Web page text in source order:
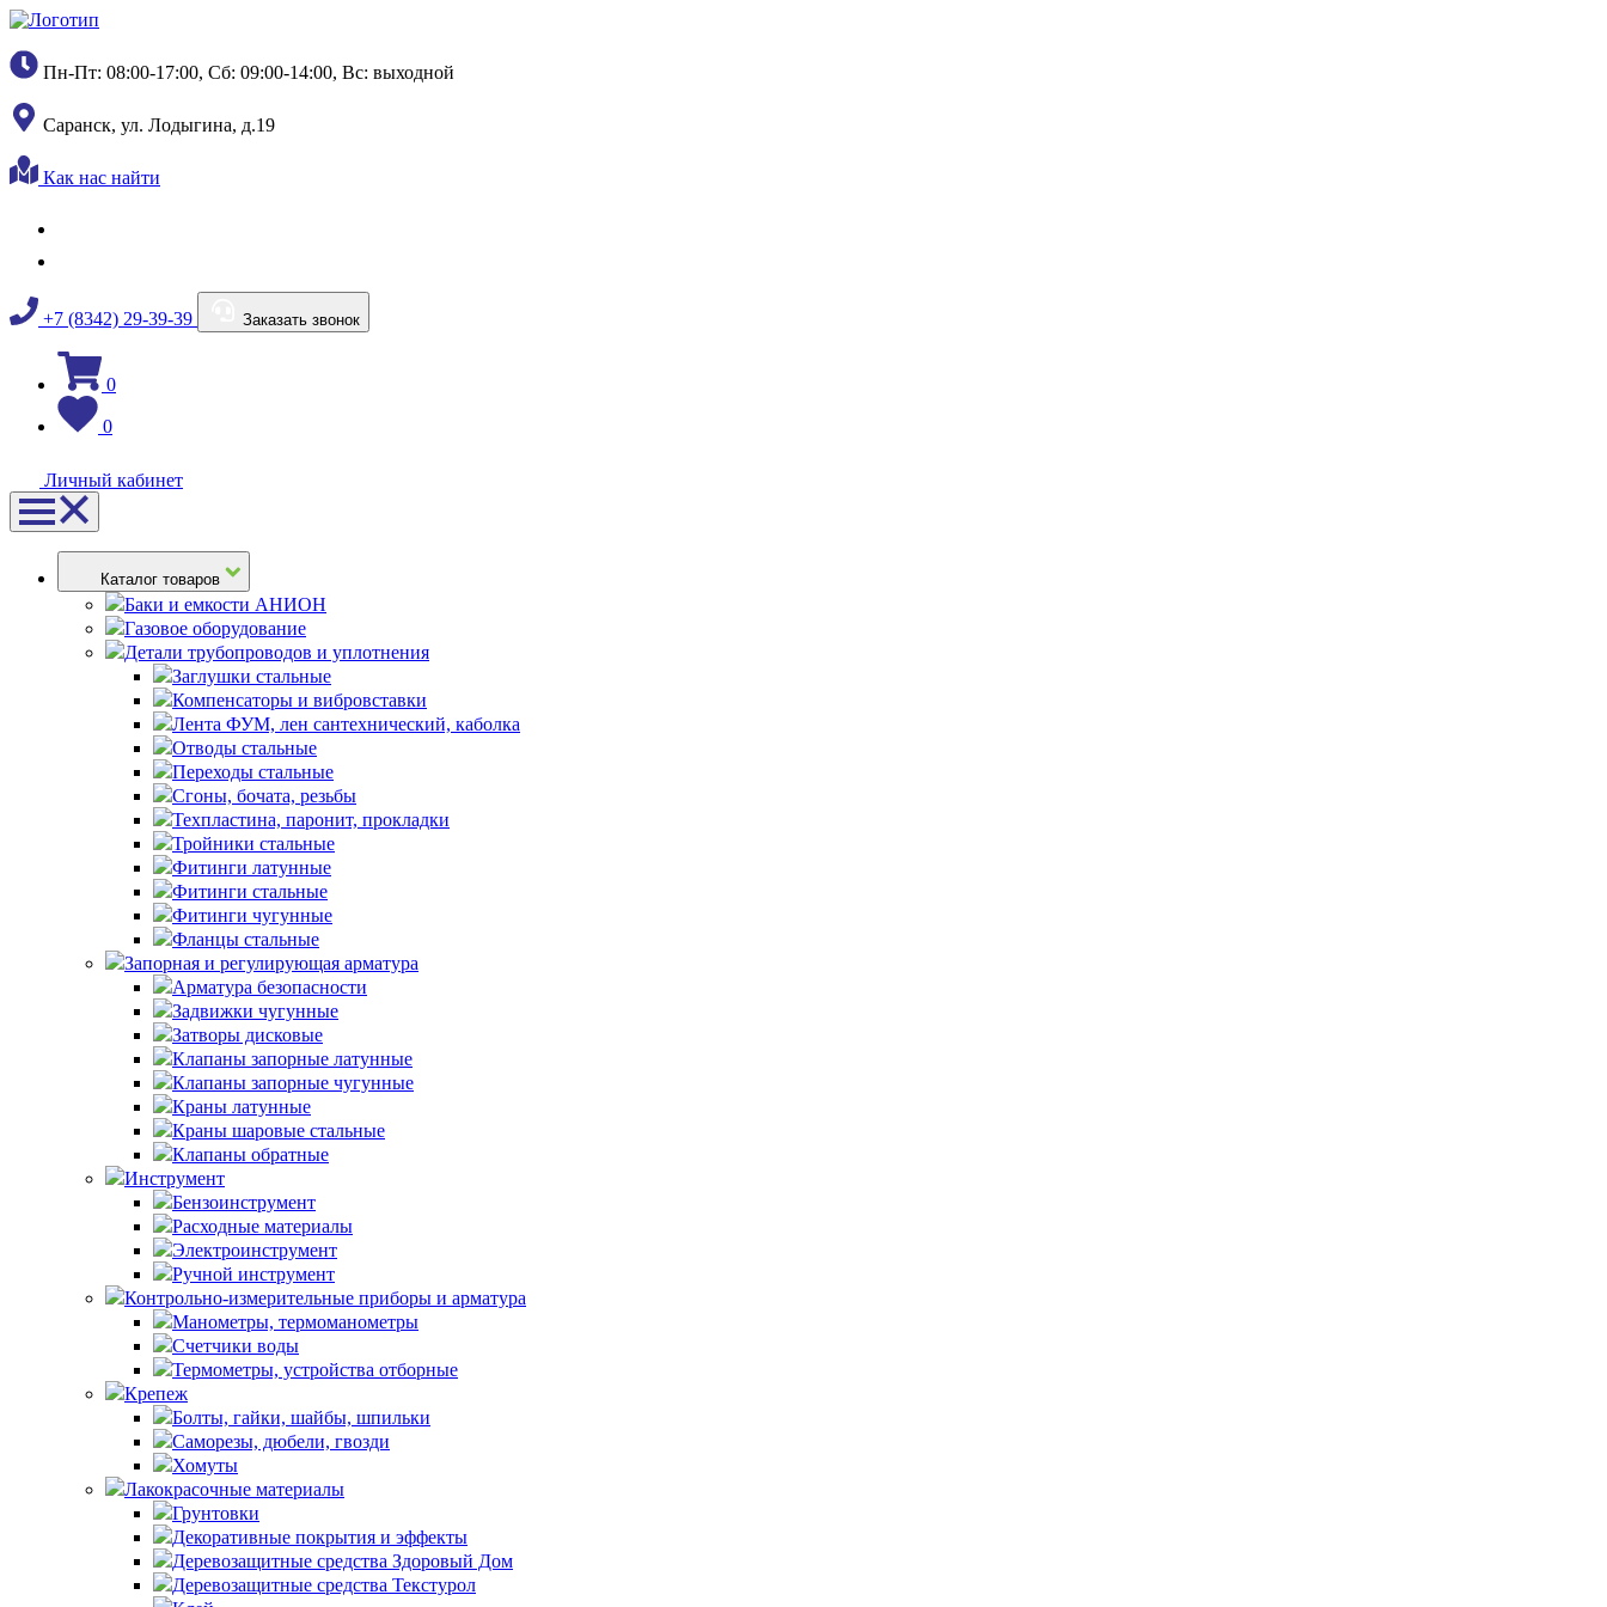
Пн-Пт: 08:00-17:00, Сб: 09:00-14:00, Вс: выходной
Саранск, ул. Лодыгина, д.19
Как нас найти
+7 (8342) 29-39-39 Заказать звонок
0
0
Личный кабинет
Каталог товаров
Баки и емкости АНИОН
Газовое оборудование
Детали трубопроводов и уплотнения
Заглушки стальные
Компенсаторы и вибровставки
Лента ФУМ, лен сантехнический, каболка
Отводы стальные
Переходы стальные
Сгоны, бочата, резьбы
Техпластина, паронит, прокладки
Тройники стальные
Фитинги латунные
Фитинги стальные
Фитинги чугунные
Фланцы стальные
Запорная и регулирующая арматура
Арматура безопасности
Задвижки чугунные
Затворы дисковые
Клапаны запорные латунные
Клапаны запорные чугунные
Краны латунные
Краны шаровые стальные
Клапаны обратные
Инструмент
Бензоинструмент
Расходные материалы
Электроинструмент
Ручной инструмент
Контрольно-измерительные приборы и арматура
Манометры, термоманометры
Счетчики воды
Термометры, устройства отборные
Крепеж
Болты, гайки, шайбы, шпильки
Саморезы, дюбели, гвозди
Хомуты
Лакокрасочные материалы
Грунтовки
Декоративные покрытия и эффекты
Деревозащитные средства Здоровый Дом
Деревозащитные средства Текстурол